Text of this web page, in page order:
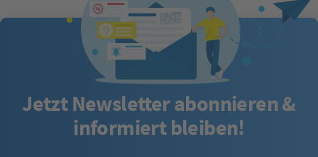
Jetzt Newsletter abonnieren &
informiert bleiben!